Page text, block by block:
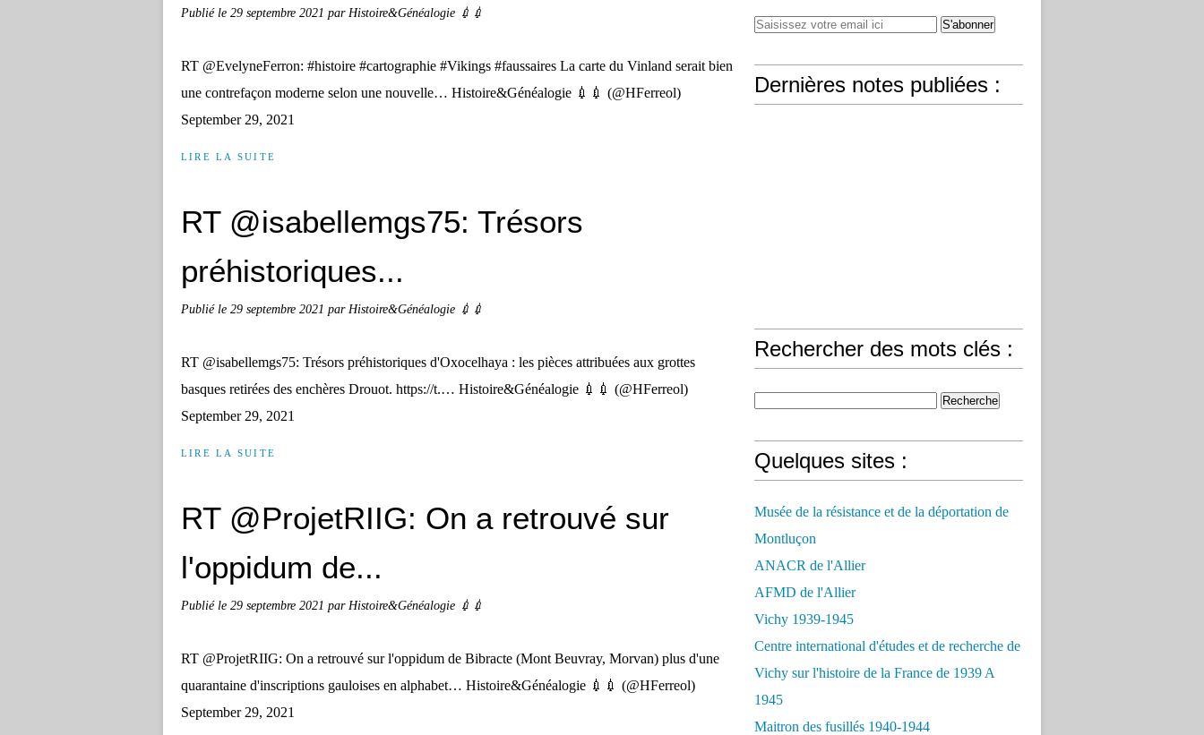
Publié le 29 septembre 2021 par Histoire&Généalogie 💉💉
RT @EvelyneFerron: #histoire #cartographie #Vikings #faussaires La carte du Vinland serait bien
une contrefaçon moderne selon une nouvelle… Histoire&Généalogie 💉💉 (@HFerreol)
September 29, 2021
LIRE LA SUITE
RT @isabellemgs75: Trésors
préhistoriques...
Publié le 29 septembre 2021 par Histoire&Généalogie 💉💉
RT @isabellemgs75: Trésors préhistoriques d'Oxocelhaya : les pièces attribuées aux grottes
basques retirées des enchères Drouot. https://t.… Histoire&Généalogie 💉💉 (@HFerreol)
September 29, 2021
LIRE LA SUITE
RT @ProjetRIIG: On a retrouvé sur
l'oppidum de...
Publié le 29 septembre 2021 par Histoire&Généalogie 💉💉
RT @ProjetRIIG: On a retrouvé sur l'oppidum de Bibracte (Mont Beuvray, Morvan) plus d'une
quarantaine d'inscriptions gauloises en alphabet… Histoire&Généalogie 💉💉 (@HFerreol)
September 29, 2021
Dernières notes publiées :
Rechercher des mots clés :
Quelques sites :
Musée de la résistance et de la déportation de
Montluçon
ANACR de l'Allier
AFMD de l'Allier
Vichy 1939-1945
Centre international d'études et de recherche de
Vichy sur l'histoire de la France de 1939 A
1945
Maitron des fusillés 1940-1944